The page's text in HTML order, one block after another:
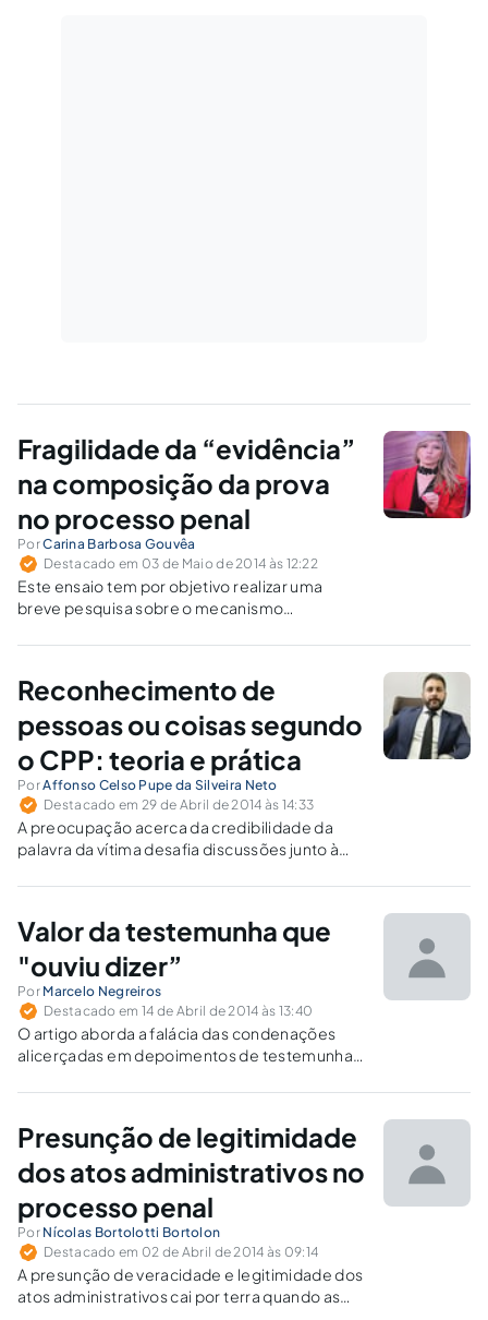
Fragilidade da “evidência”
na composição da prova
no processo penal
PorCarina Barbosa Gouvêa
Destacado em 03 de Maio de 2014 às 12:22
Este ensaio tem por objetivo realizar uma
breve pesquisa sobre o mecanismo
informando as possíveis fragilidades deste
Reconhecimento de
pessoas ou coisas segundo
o CPP: teoria e prática
PorAffonso Celso Pupe da Silveira Neto
Destacado em 29 de Abril de 2014 às 14:33
A preocupação acerca da credibilidade da
palavra da vítima desafia discussões junto à
em situação de extrema e incomum atividade
no momento da aferição do delito.
Valor da testemunha que
"ouviu dizer”
Por Marcelo Negreiros
Destacado em 14 de Abril de 2014 às 13:40
O artigo aborda a falácia das condenações
alicerçadas em depoimentos de testemunhas
todos os julgadores que se utilizam dessa
condenatório, “alea jacta est”!
Presunção de legitimidade
dos atos administrativos no
processo penal
Por Nícolas Bortolotti Bortolon
Destacado em 02 de Abril de 2014 às 09:14
A presunção de veracidade e legitimidade dos
atos administrativos cai por terra quando as